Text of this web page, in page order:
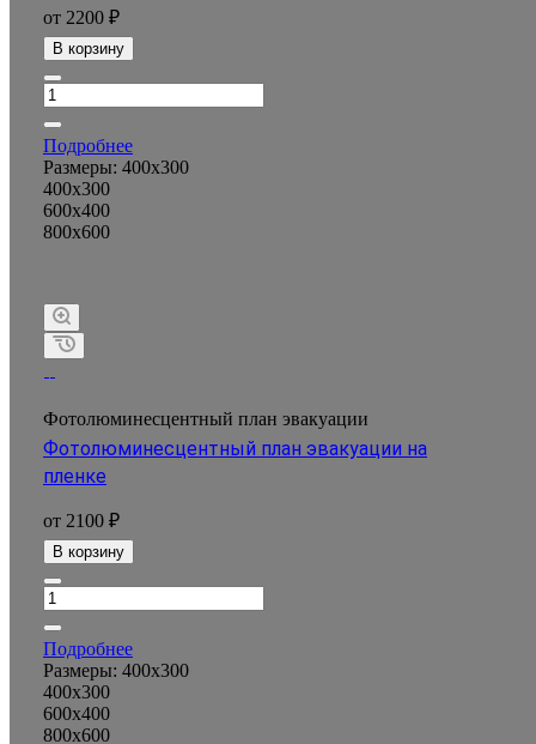
от 2200 ₽
В корзину
Подробнее
Размеры: 400x300
400x300
600x400
800x600
Фотолюминесцентный план эвакуации
Фотолюминесцентный план эвакуации на
пленке
от 2100 ₽
В корзину
Подробнее
Размеры: 400x300
400x300
600x400
800x600